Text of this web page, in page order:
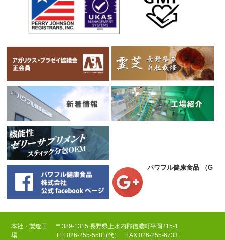
パワフル健康食品 （
本社・製造工
場
〒389-1315 長野県上水内郡信濃町平岡215-1
TEL026-255-5581(代） FAX 026-255-6733